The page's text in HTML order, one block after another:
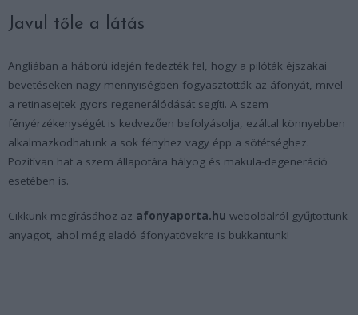
Javul tőle a látás
Angliában a háború idején fedezték fel, hogy a pilóták éjszakai
bevetéseken nagy mennyiségben fogyasztották az áfonyát, mivel
a retinasejtek gyors regenerálódását segíti. A szem
fényérzékenységét is kedvezően befolyásolja, ezáltal könnyebben
alkalmazkodhatunk a sok fényhez vagy épp a sötétséghez.
Pozitívan hat a szem állapotára hályog és makula-degeneráció
esetében is.
Cikkünk megírásához az afonyaporta.hu weboldalról gyűjtöttünk
anyagot, ahol még eladó áfonyatövekre is bukkantunk!